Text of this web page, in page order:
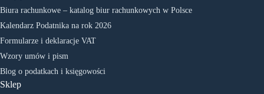
Biura rachunkowe – katalog biur rachunkowych w Polsce
Kalendarz Podatnika na rok 2026
Formularze i deklaracje VAT
Wzory umów i pism
Blog o podatkach i księgowości
Sklep